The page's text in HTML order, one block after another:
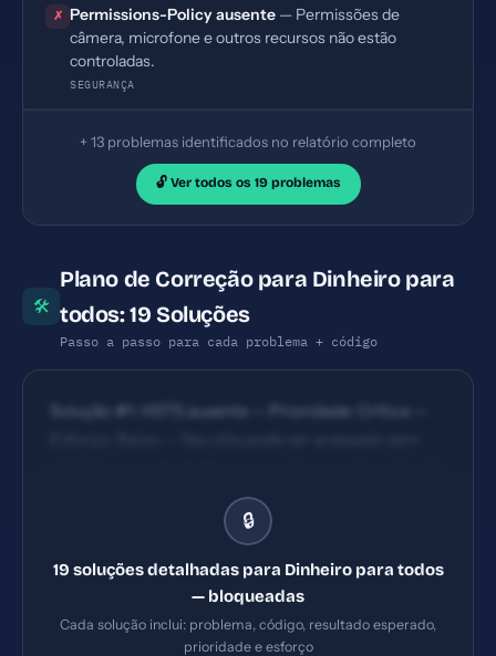
✗ Permissions-Policy ausente — Permissões de
câmera, microfone e outros recursos não estão
controladas.
SEGURANÇA
+ 13 problemas identificados no relatório completo
🔓 Ver todos os 19 problemas
🛠
Plano de Correção para Dinheiro para
todos: 19 Soluções
Passo a passo para cada problema + código
Solução #1: HSTS ausente — Prioridade: Crítica —
Content Security Policy ausente — Prioridade:
Crítica — Esforço: Baixo — Seu site está vulnerável a
Solução #7: Title com 19 caracteres (ideal: 30-60) —
Prioridade: Importante — Esforço: Baixo
🔒
19 soluções detalhadas para Dinheiro para todos
— bloqueadas
Cada solução inclui: problema, código, resultado esperado,
prioridade e esforço